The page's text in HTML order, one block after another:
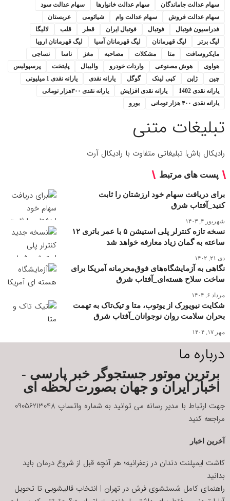
سهام عدالت جاماندگان
سهام عدالت خانوارها
سهام عدالت سود
سهام عدالت فروش
سهام عدالت وام شیائومی
عربستان
فدراسیون فوتبال
فوتبال فوتبال ایران قطر قلب
لالیگا
لیگ برتر
لیگ قهرمانان لیگ قهرمانان آسیا
لیگ قهرمانان اروپا
مایکروسافت
متا مشکلات مصاحبه مغز ناسا
نساجی
هواوی
هوش مصنوعی واردات خودرو والیبال پایتخت
پرسپولیس
چین
ژاپن کپی لینک گوگل یارانه نقدی
یارانه نقدی 1 میلیونی
یارانه نقدی 1402
یارانه نقدی افزایش
یارانه نقدی ۳۰۰هزار تومانی
یارانه نقدی ۴۰۰ هزار تومانی
یورو
تبلیغات متنی
رادیکال باش! تبلیغاتی متفاوت با رادیکال آرت
پست های مرتبط
برای دریافت سهام خود ارزشتان را ثابت
کنید_آفتاب شرق
شهریور ۴, ۱۴۰۳
نسخه تازه کنترلر پلی استیشن ۵ با عمر باتری ۱۲
ساعته به گمان زیاد معارفه خواهد شد
دی ۲۱, ۱۴۰۲
نگاهی به آزمایشگاه‌های فوق‌محرمانه آمریکا برای
ساخت سلاح هسته‌ای_آفتاب شرق
مرداد ۶, ۱۴۰۴
شکایت نیویورک از یوتوب، متا و تیک‌تاک به تهمت
بحران سلامت روان نوجوانان_آفتاب شرق
مهر ۱۷, ۱۴۰۴
درباره ما
برترین موتور جستجوگر خبر پارسی -
اخبار ایران و جهان بصورت لحظه ای
جهت ارتباط با مدیر رسانه می توانید به شماره واتساپ 09056213048
مراجعه کنید
آخرین اخبار
کاشت ایمپلنت دندان در زعفرانیه؛ هر آنچه قبل از شروع درمان باید
بدانید
راهنمای کامل شستشوی فرش در تهران | انتخاب قالیشویی تا تحویل